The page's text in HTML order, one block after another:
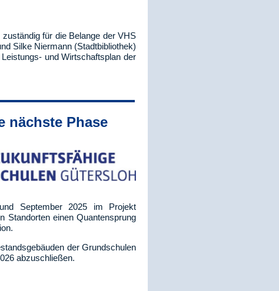
für die Belange der VHS
Silke Niermann (Stadtbibliothek)
und Wirtschaftsplan der
nächste Phase
September 2025 im Projekt
Standorten einen Quantensprung
der Grundschulen
abzuschließen.